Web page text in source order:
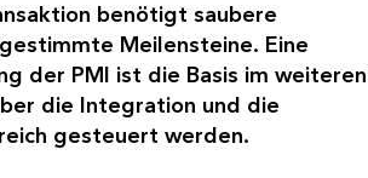
benötigt saubere
Meilensteine. Eine
der PMI ist die Basis im weiteren
die Integration und die
gesteuert werden.